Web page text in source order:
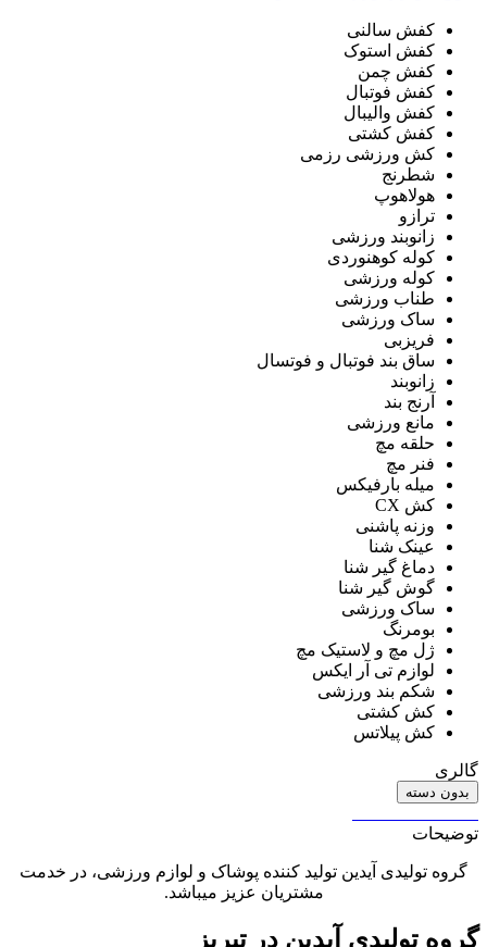
کفش سالنی
کفش استوک
کفش چمن
کفش فوتبال
کفش والیبال
کفش کشتی
کش ورزشی رزمی
شطرنج
هولاهوپ
ترازو
زانوبند ورزشی
کوله کوهنوردی
کوله ورزشی
طناب ورزشی
ساک ورزشی
فریزبی
ساق بند فوتبال و فوتسال
زانوبند
آرنج بند
مانع ورزشی
حلقه مچ
فنر مچ
میله بارفیکس
کش CX
وزنه پاشنی
عینک شنا
دماغ گیر شنا
گوش گیر شنا
ساک ورزشی
بومرنگ
ژل مچ و لاستیک مچ
لوازم تی آر ایکس
شکم بند ورزشی
کش کشتی
کش پیلاتس
گالری
بدون دسته
توضیحات
گروه تولیدی آیدین تولید کننده پوشاک و لوازم ورزشی، در خدمت
مشتریان عزیز میباشد.
گروه تولیدی آیدین در تبریز